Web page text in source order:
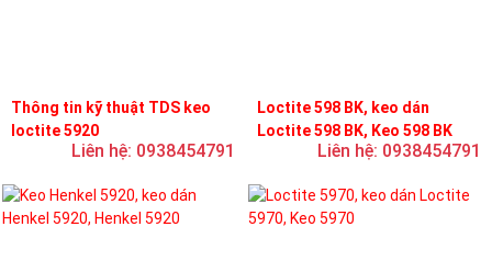
Thông tin kỹ thuật TDS keo
loctite 5920
Liên hệ: 0938454791
Loctite 598 BK, keo dán
Loctite 598 BK, Keo 598 BK
Liên hệ: 0938454791